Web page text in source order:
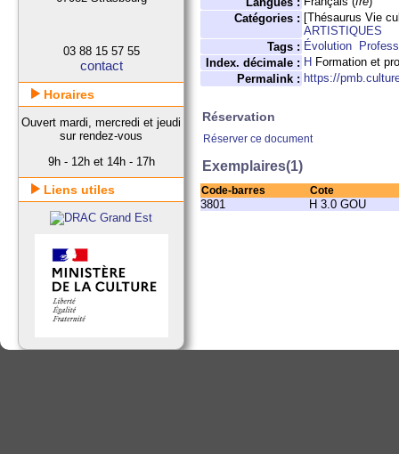
Catégories : [Thésaurus Vie
ARTISTIQUES
Tags : Évolution
Index. décimale : H Formation et
Permalink : https://
Réservation
Réserver ce document
Exemplaires(1)
Code-barres Cote
3801 H 3.0 GOU
03 88 15 57 55
contact
Horaires
Ouvert mardi, mercredi et jeudi
sur rendez-vous
9h - 12h et 14h - 17h
Liens utiles